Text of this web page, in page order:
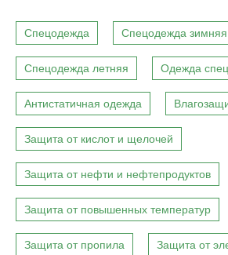
Спецодежда Спецодежда зимняя
Спецодежда летняя Одежда
Антистатичная одежда
Защита от кислот и щелочей
Защита от нефти и нефтепродуктов
Защита от повышенных температур
Защита от пропила Защита от